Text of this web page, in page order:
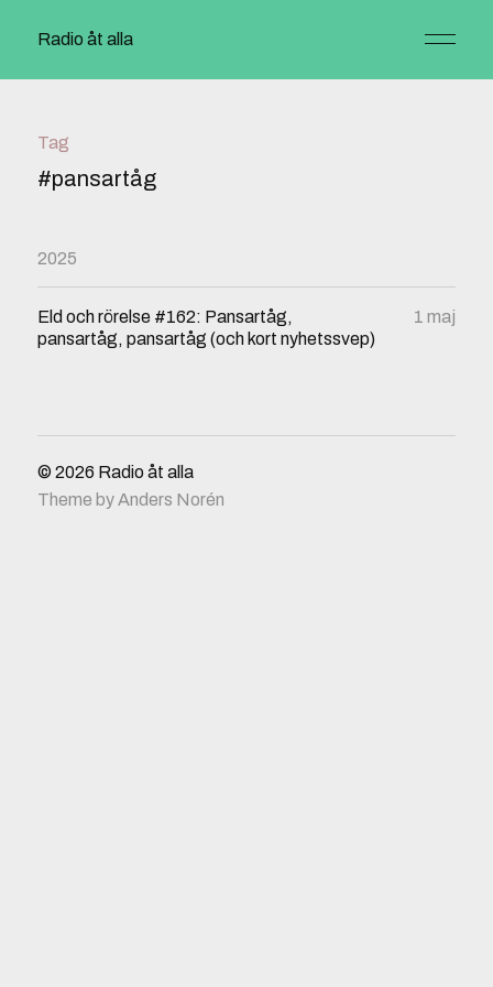
Radio åt alla
Tag
#pansartåg
2025
Eld och rörelse #162: Pansartåg,
pansartåg, pansartåg (och kort nyhetssvep)
1 maj
© 2026 Radio åt alla
Theme byAnders Norén